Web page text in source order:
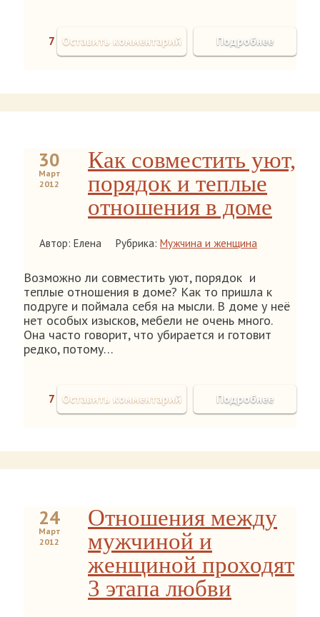
7 Подробнее
Оставить комментарий
30
Март
2012
Как совместить уют,
порядок и теплые
отношения в доме
Автор: Елена Рубрика: Мужчина и женщина
Возможно ли совместить уют, порядок и
теплые отношения в доме? Как то пришла к
подруге и поймала себя на мысли. В доме у неё
нет особых изысков, мебели не очень много.
Она часто говорит, что убирается и готовит
редко, потому…
7 Подробнее
Оставить комментарий
24
Март
2012
Отношения между
мужчиной и
женщиной проходят
3 этапа любви